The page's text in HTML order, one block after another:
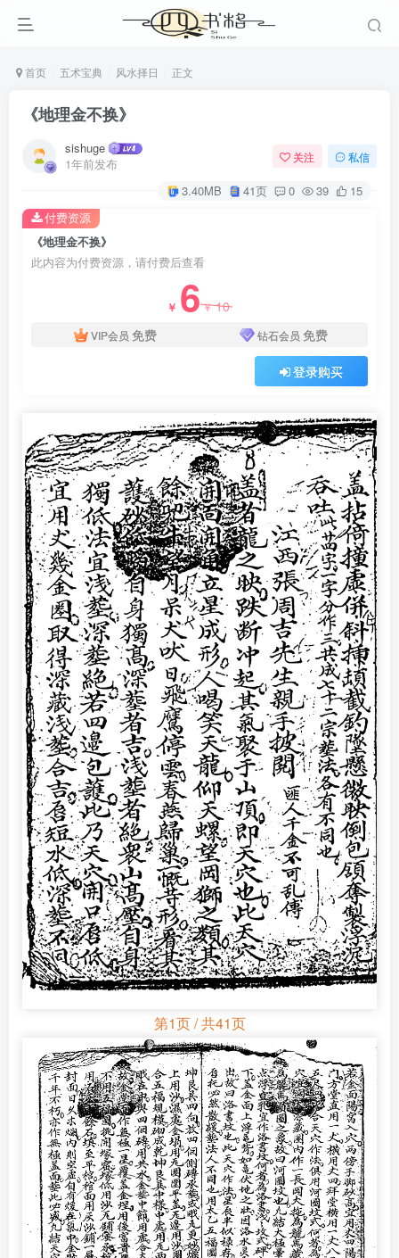
首页 五术宝典 风水择日 正文
《地理金不换》
sishuge
1年前发布
关注 私信
3.40MB 41页 0 39 15
《地理金不换》
此内容为付费资源，请付费后查看
￥ 6￥10
VIP会员 免费 钻石会员 免费
登录购买
付费资源
第1页 / 共41页